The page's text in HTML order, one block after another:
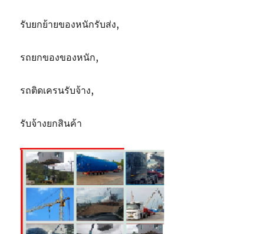
รับยกย้ายของหนักรับส่ง,
รถยกของของหนัก,
รถติดเครนรับจ้าง,
รับจ้างยกสินค้า